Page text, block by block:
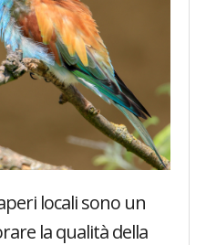
locali sono un
la qualità della